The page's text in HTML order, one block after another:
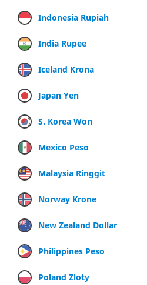
Indonesia Rupiah
India Rupee
Iceland Krona
Japan Yen
S. Korea Won
Mexico Peso
Malaysia Ringgit
Norway Krone
New Zealand Dollar
Philippines Peso
Poland Zloty